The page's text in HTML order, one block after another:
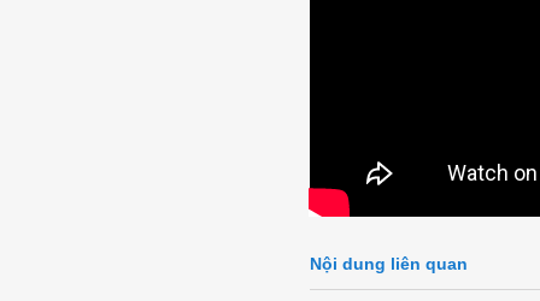
Nội dung liên quan